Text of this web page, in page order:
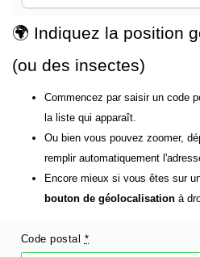
🌍 Indiquez la position
(ou des insectes)
Commencez par saisir un code
la liste qui apparaît.
Ou bien vous pouvez zoomer,
remplir automatiquement
Encore mieux si vous êtes sur
bouton de géolocalisation à
Code postal *